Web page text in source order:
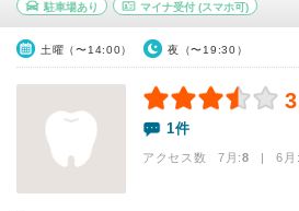
駐車場あり マイナ受付(スマホ可)
土曜（〜14:00） 夜（〜19:30）
1件
アクセス数 7月:8 | 6月